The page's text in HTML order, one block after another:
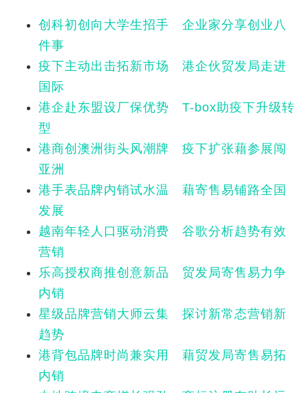
创科初创向大学生招手 企业家分享创业八
件事
疫下主动出击拓新市场 港企伙贸发局走进
国际
港企赴东盟设厂保优势 T-box助疫下升级转
型
港商创澳洲街头风潮牌 疫下扩张藉参展闯
亚洲
港手表品牌内销试水温 藉寄售易铺路全国
发展
越南年轻人口驱动消费 谷歌分析趋势有效
营销
乐高授权商推创意新品 贸发局寄售易力争
内销
星级品牌营销大师云集 探讨新常态营销新
趋势
港背包品牌时尚兼实用 藉贸发局寄售易拓
内销